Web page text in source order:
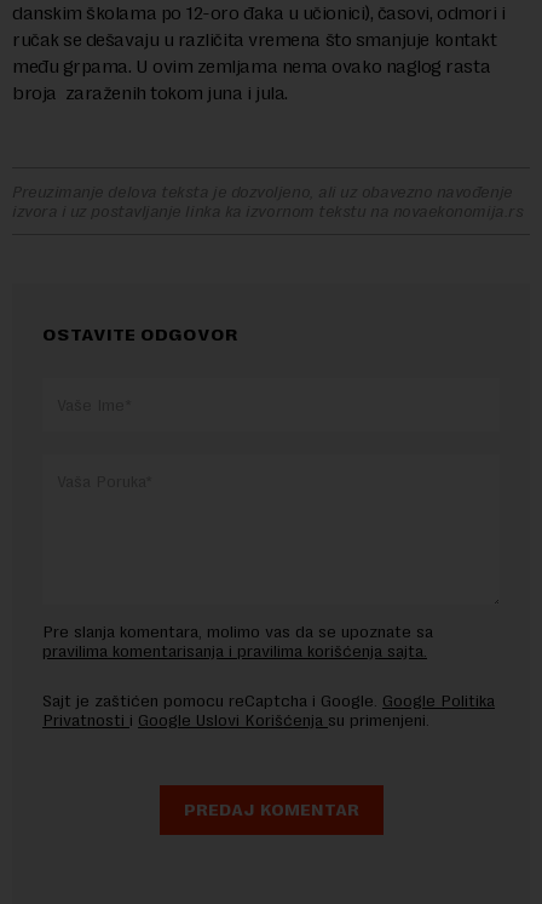
danskim školama po 12-oro đaka u učionici), časovi, odmori i
ručak se dešavaju u različita vremena što smanjuje kontakt
među grpama. U ovim zemljama nema ovako naglog rasta
broja zaraženih tokom juna i jula.
Preuzimanje delova teksta je dozvoljeno, ali uz obavezno navođenje
izvora i uz postavljanje linka ka izvornom tekstu na novaekonomija.rs
OSTAVITE ODGOVOR
Pre slanja komentara, molimo vas da se upoznate sa
pravilima komentarisanja i pravilima korišćenja sajta.
Sajt je zaštićen pomocu reCaptcha i Google. Google Politika
Privatnosti i Google Uslovi Korišćenja su primenjeni.